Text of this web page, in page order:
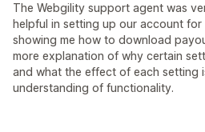
The Webgility support agent was
helpful in setting up our account for
showing me how to download
more explanation of why certain
and what the effect of each setting
understanding of functionality.